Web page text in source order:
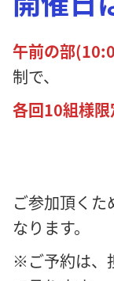
午前の部
制で、
各回10組様限
ご参加頂くた
なります。
※ご予約は、